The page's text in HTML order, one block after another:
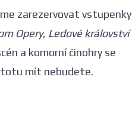
zarezervovat vstupenky
Opery, Ledové království
a komorní činohry se
mít nebudete.